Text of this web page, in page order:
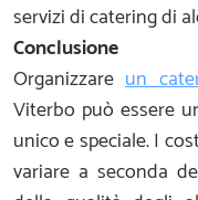
servizi di catering di
Conclusione
Organizzareun
Viterbo può essere
unico e speciale. I
variare a seconda